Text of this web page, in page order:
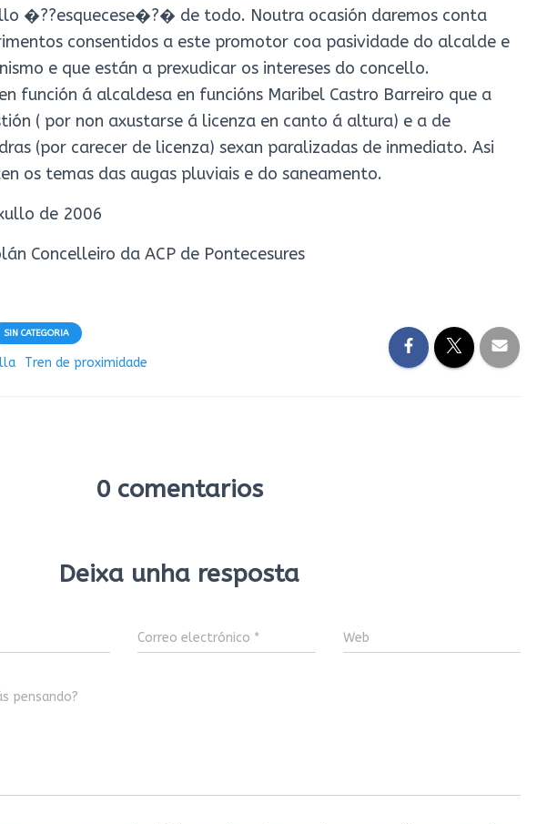
�??esquecese�?� de todo. Noutra ocasión daremos conta
consentidos a este promotor coa pasividade do alcalde e
e que están a prexudicar os intereses do concello.
función á alcaldesa en funcións Maribel Castro Barreiro que a
( por non axustarse á licenza en canto á altura) e a de
(por carecer de licenza) sexan paralizadas de inmediato. Asi
os temas das augas pluviais e do saneamento.
de 2006
Concelleiro da ACP de Pontecesures
SIN CATEGORIA
Tren de proximidade
0 comentarios
Deixa unha resposta
Correo electrónico * Web
pensando?